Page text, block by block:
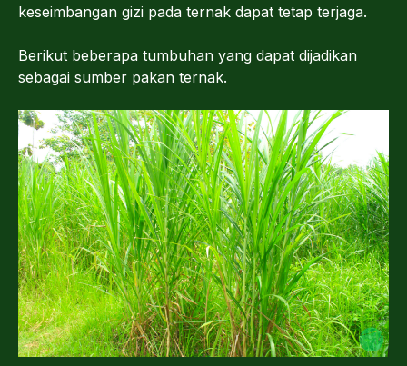
keseimbangan gizi pada ternak dapat tetap terjaga.
Berikut beberapa tumbuhan yang dapat dijadikan
sebagai sumber pakan ternak.